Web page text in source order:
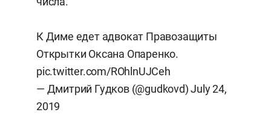
К Диме едет адвокат Правозащиты
Открытки Оксана Опаренко.
pic.twitter.com/ROhlnUJCeh
— Дмитрий Гудков (@gudkovd)July 24,
2019